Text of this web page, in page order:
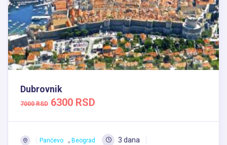
Dubrovnik
7000 RSD 6300 RSD
Pančevo , Beograd 3 dana